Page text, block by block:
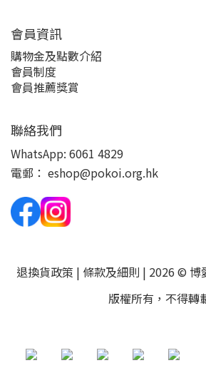
會員資訊
購物金及點數介紹
會員制度
會員推薦獎賞
聯絡我們
WhatsApp: 6061 4829
電郵： eshop@pokoi.org.hk
退換貨政策 | 條款及細則 | 2026 © 博
版權所有，不得轉